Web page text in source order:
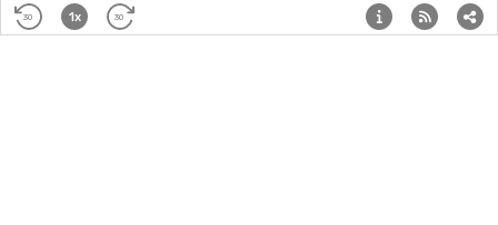
30 1x 30